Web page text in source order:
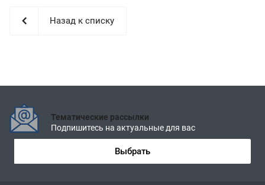
Назад к списку
Тематические рассылки
Подпишитесь на актуальные для вас
Выбрать